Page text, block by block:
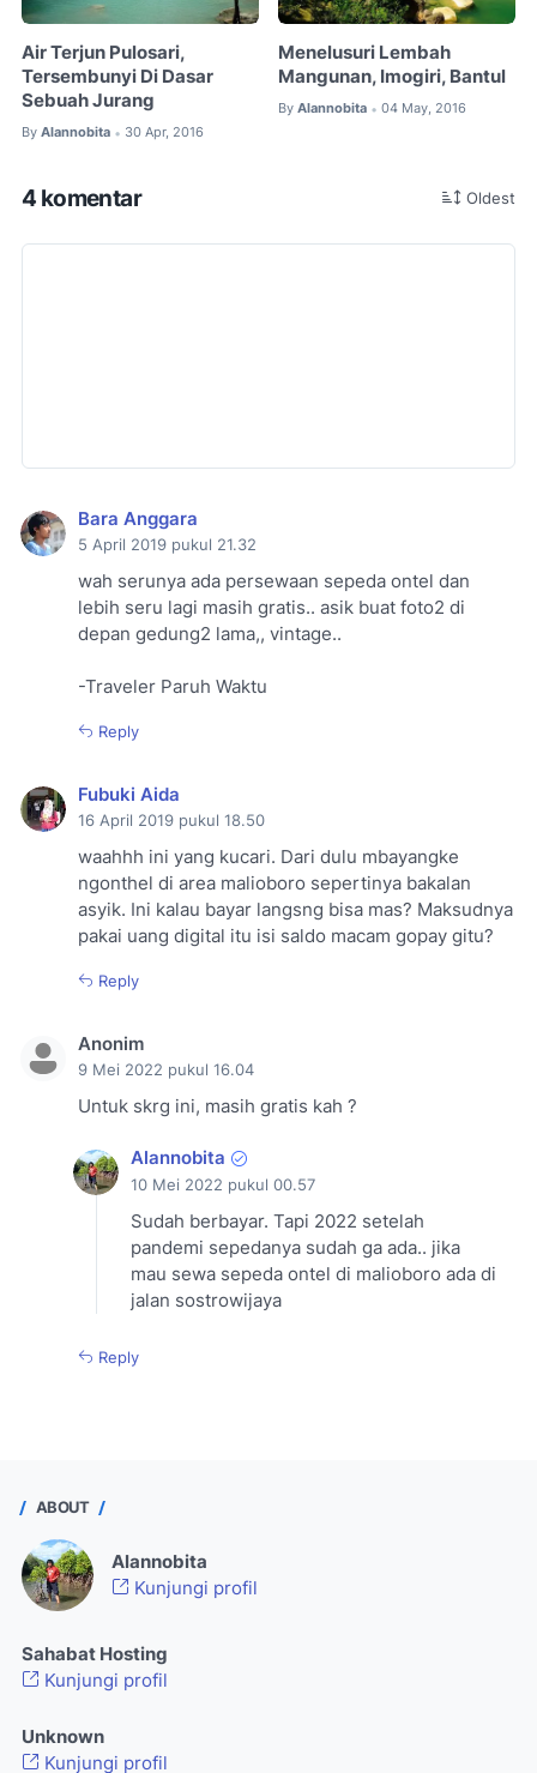
Air Terjun Pulosari,
Tersembunyi Di Dasar
Sebuah Jurang
By Alannobita • 30 Apr, 2016
Menelusuri Lembah
Mangunan, Imogiri, Bantul
By Alannobita • 04 May, 2016
4 komentar Oldest
Bara Anggara
5 April 2019 pukul 21.32
wah serunya ada persewaan sepeda ontel dan
lebih seru lagi masih gratis.. asik buat foto2 di
depan gedung2 lama,, vintage..
-Traveler Paruh Waktu
Reply
Fubuki Aida
16 April 2019 pukul 18.50
waahhh ini yang kucari. Dari dulu mbayangke
ngonthel di area malioboro sepertinya bakalan
asyik. Ini kalau bayar langsng bisa mas? Maksudnya
pakai uang digital itu isi saldo macam gopay gitu?
Reply
Anonim
9 Mei 2022 pukul 16.04
Untuk skrg ini, masih gratis kah ?
Alannobita
10 Mei 2022 pukul 00.57
Sudah berbayar. Tapi 2022 setelah
pandemi sepedanya sudah ga ada.. jika
mau sewa sepeda ontel di malioboro ada di
jalan sostrowijaya
Reply
ABOUT
Alannobita
Kunjungi profil
Sahabat Hosting
Kunjungi profil
Unknown
Kunjungi profil